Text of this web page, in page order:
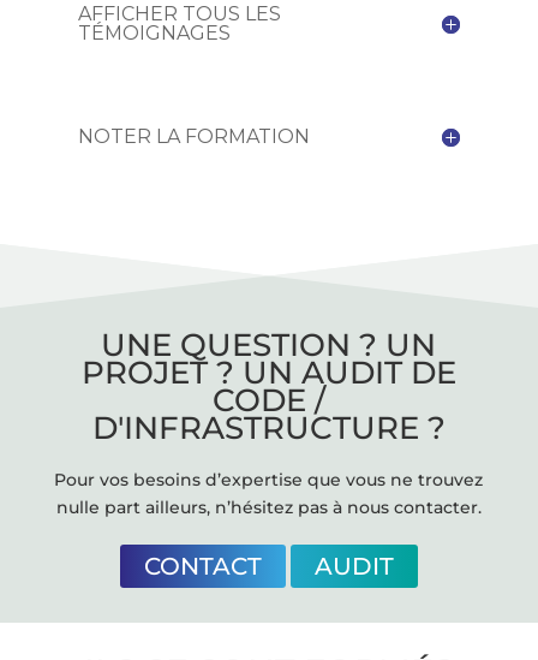
AFFICHER TOUS LES
TÉMOIGNAGES
NOTER LA FORMATION
UNE QUESTION ? UN
PROJET ? UN AUDIT DE
CODE /
D'INFRASTRUCTURE ?
Pour vos besoins d’expertise que vous ne trouvez
nulle part ailleurs, n’hésitez pas à nous contacter.
CONTACT AUDIT